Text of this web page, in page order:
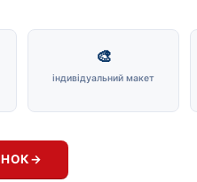
🎨
індивідуальний макет
→